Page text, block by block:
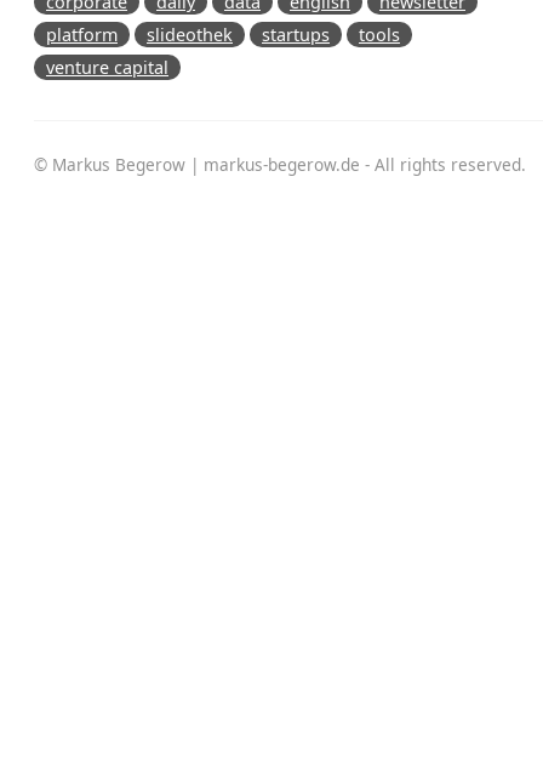
platform
slideothek startups
tools
venture capital
© Markus Begerow | markus-begerow.de - All rights reserved.